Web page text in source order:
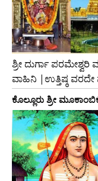
ಶ್ರೀ ದುರ್ಗಾ
ವಾಹಿನಿ |ಉತ್ತಿಷ್ಠ
ಕೊಲ್ಲೂರು ಶ್ರೀ